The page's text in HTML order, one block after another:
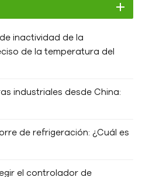
inactividad de la
de la temperatura del
industriales desde China:
de refrigeración: ¿Cuál es
el controlador de